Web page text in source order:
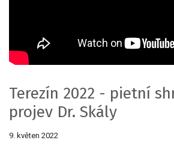
Terezín 2022 - pietní
projev Dr. Skály
9. květen 2022